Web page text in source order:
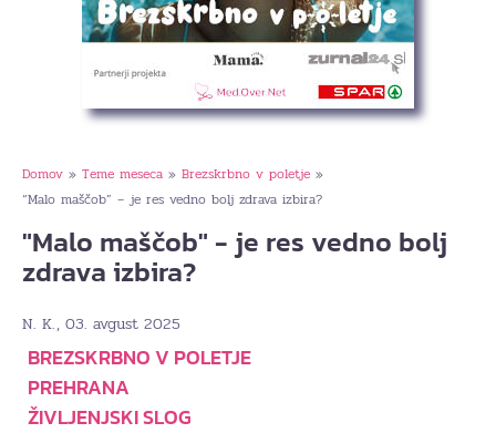
Domov » Teme meseca » Brezskrbno v poletje »
“Malo maščob” – je res vedno bolj zdrava izbira?
"Malo maščob" - je res vedno bolj
zdrava izbira?
N. K., 03. avgust 2025
BREZSKRBNO V POLETJE
PREHRANA
ŽIVLJENJSKI SLOG